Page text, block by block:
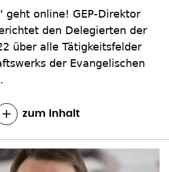
geht online! GEP-Direktor
den Delegierten der
über alle Tätigkeitsfelder
der Evangelischen
zum Inhalt